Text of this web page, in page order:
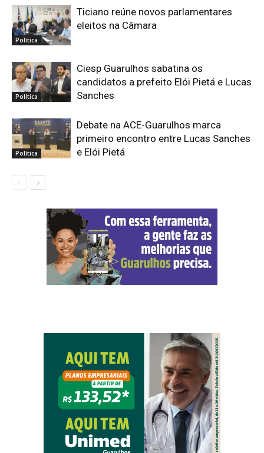
Política
Ticiano reúne novos parlamentares
eleitos na Câmara
Política
Ciesp Guarulhos sabatina os
candidatos a prefeito Elói Pietá e Lucas
Sanches
Política
Debate na ACE-Guarulhos marca
primeiro encontro entre Lucas Sanches
e Elói Pietá